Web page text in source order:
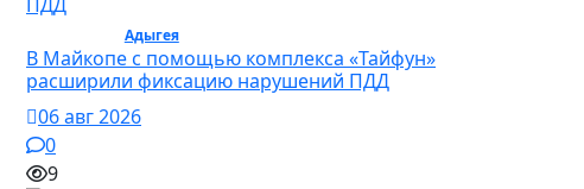
Адыгея/ Общество
В Майкопе с помощью комплекса «Тайфун»
расширили фиксацию нарушений ПДД
06 авг 2026
0
9